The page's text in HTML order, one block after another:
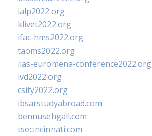
ialp2022.org
klivet2022.org
ifac-hms2022.org
taoms2022.org
iias-euromena-conference2022.org
ivd2022.org
csity2022.org
ibsarstudyabroad.com
bennusehgall.com
tsecincinnati.com